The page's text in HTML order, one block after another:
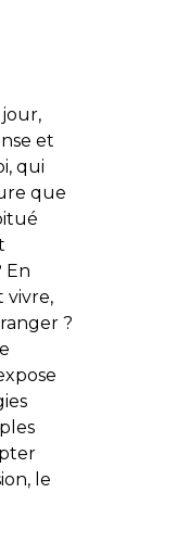
et
qui
que
En
vivre,
?
le